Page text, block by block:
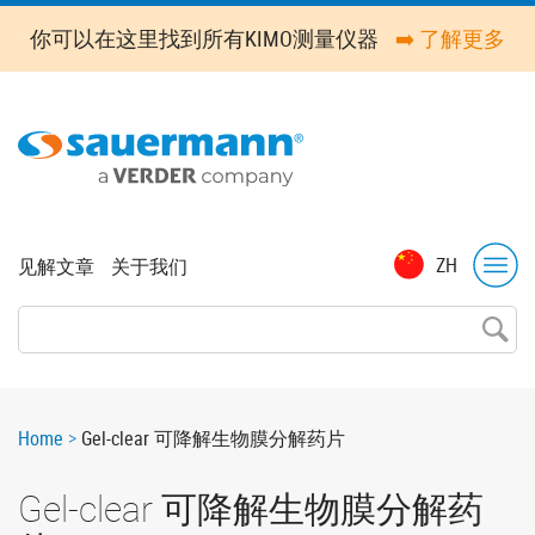
Skip
main
你可以在这里找到所有KIMO测量仪器 ➡️ 了解更多
ZH
Top
见解文章 关于我们
Breadcrumb
Home Gel-clear 可降解生物膜分解药片
Gel-clear 可降解生物膜分解药